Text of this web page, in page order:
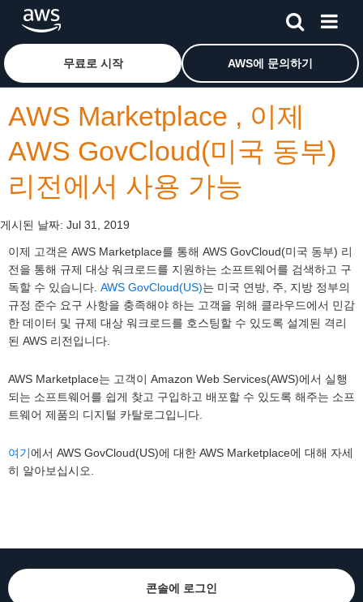
메인 콘텐츠로 건너뛰기Amazon Web Services 홈 페이지로 돌아가려면 여기를 클
무료로 시작 AWS에 문의하기
AWS Marketplace , 이제
AWS GovCloud(미국 동부)
리전에서 사용 가능
게시된 날짜: Jul 31, 2019
이제 고객은 AWS Marketplace를 통해 AWS GovCloud(미국 동부) 리
전을 통해 규제 대상 워크로드를 지원하는 소프트웨어를 검색하고 구
독할 수 있습니다. AWS GovCloud(US)는 미국 연방, 주, 지방 정부의
규정 준수 요구 사항을 충족해야 하는 고객을 위해 클라우드에서 민감
한 데이터 및 규제 대상 워크로드를 호스팅할 수 있도록 설계된 격리
된 AWS 리전입니다.
AWS Marketplace는 고객이 Amazon Web Services(AWS)에서 실행
되는 소프트웨어를 쉽게 찾고 구입하고 배포할 수 있도록 해주는 소프
트웨어 제품의 디지털 카탈로그입니다.
여기에서 AWS GovCloud(US)에 대한 AWS Marketplace에 대해 자세
히 알아보십시오.
콘솔에 로그인